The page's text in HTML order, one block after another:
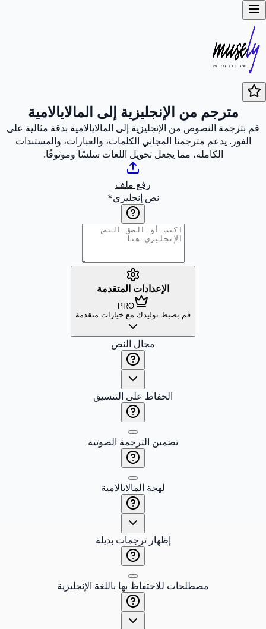
مترجم من الإنجليزية إلى المالايالامية
قم بترجمة النصوص من الإنجليزية إلى المالايالامية بدقة مثالية على
الفور. يدعم مترجمنا المجاني الكلمات، والعبارات، والمستندات
الكاملة، مما يجعل تحويل اللغات سلسًا وموثوقًا.
رفع ملف
نص إنجليزي*
الإعدادات المتقدمة
PRO
قم بضبط توليدك مع خيارات متقدمة
مجال النص
الحفاظ على التنسيق
تضمين الترجمة الصوتية
لهجة المالايالامية
إظهار ترجمات بديلة
مصطلحات للاحتفاظ بها باللغة الإنجليزية